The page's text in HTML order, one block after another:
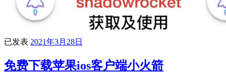
已发表 2021年3月28日
免费下载苹果ios客户端小火箭